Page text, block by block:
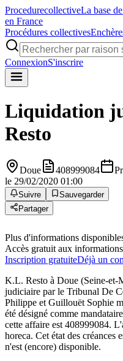
ProcedurecollectiveLa base
en France
Procédures collectives
ConnexionS'inscrire
Liquidation
Resto
Doue 408999084
le 29/02/2020 01:00
Suivre
Sauvegarder
Partager
Plus d'informations
Accès gratuit aux
Inscription gratuiteDéjà un
K.L. Resto à Doue (Seine-et-
judiciaire par le Tribunal De
Philippe et Guillouët Sophie
été désigné comme
cette affaire est 408999084.
horeca. Cet état des créances
n'est (encore) disponible.